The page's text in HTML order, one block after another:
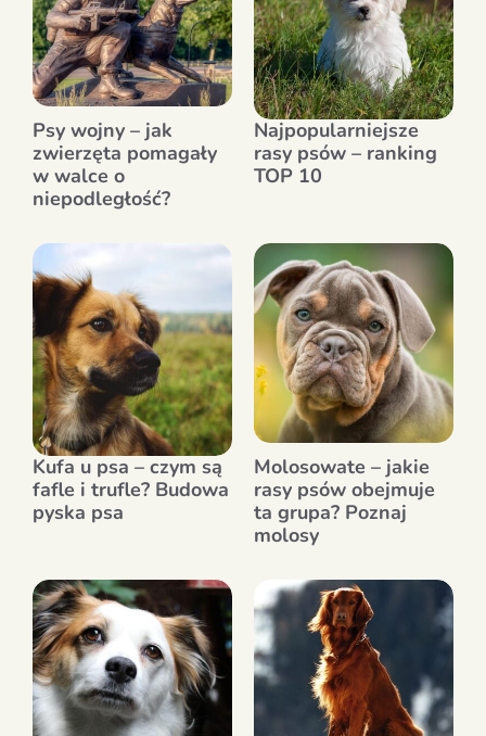
Psy wojny – jak
zwierzęta pomagały
w walce o
niepodległość?
Najpopularniejsze
rasy psów – ranking
TOP 10
Kufa u psa – czym są
fafle i trufle? Budowa
pyska psa
Molosowate – jakie
rasy psów obejmuje
ta grupa? Poznaj
molosy